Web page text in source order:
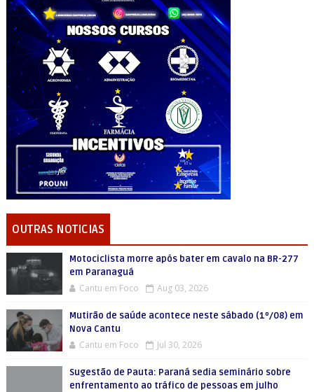
OUTRAS NOTICIAS
Motociclista morre após bater em cavalo na BR-277
em Paranaguá
Cantu em Foco Aug 03, 2026
Mutirão de saúde acontece neste sábado (1º/08) em
Nova Cantu
Cantu em Foco Jul 30, 2026
Sugestão de Pauta: Paraná sedia seminário sobre
enfrentamento ao tráfico de pessoas em julho